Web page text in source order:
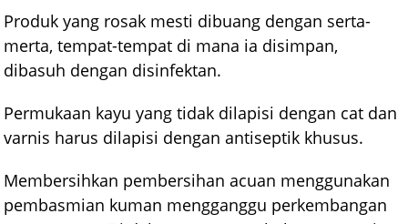
Produk yang rosak mesti dibuang dengan serta-
merta, tempat-tempat di mana ia disimpan,
dibasuh dengan disinfektan.
Permukaan kayu yang tidak dilapisi dengan cat dan
varnis harus dilapisi dengan antiseptik khusus.
Membersihkan pembersihan acuan menggunakan
pembasmian kuman mengganggu perkembangan